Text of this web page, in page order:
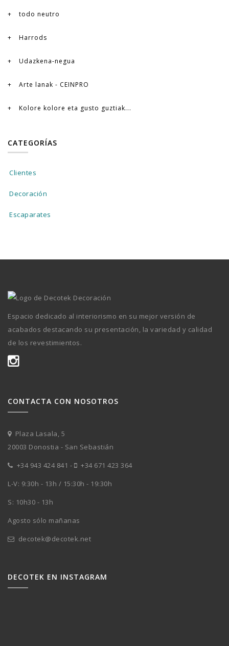
todo neutro
Harrods
Udazkena-negua
Arte lanak - CEINPRO
Kolore kolore eta gusto guztiak...
CATEGORÍAS
Clientes
Decoración
Escaparates
Espacio dedicado al interiorismo en su mejor versión de
acabados destacando su presentación, la variedad y calidad
de los revestimientos.
CONTACTA CON NOSOTROS
Plaza Lasala, 5
20003 Donostia - San Sebastián
+34 943 424 841 -
+34 671 423 364
L-V: 9:30h - 13h / 15:30h - 19:30h
S: 10h30 - 13h
Agosto sólo mañanas
decotek@decotek.net
DECOTEK EN INSTAGRAM